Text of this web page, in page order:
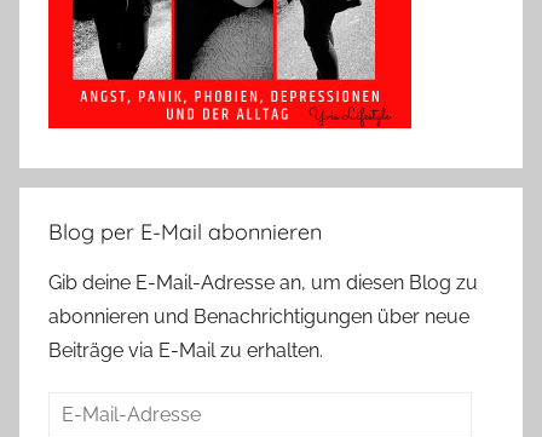
Blog per E-Mail abonnieren
Gib deine E-Mail-Adresse an, um diesen Blog zu
abonnieren und Benachrichtigungen über neue
Beiträge via E-Mail zu erhalten.
E-